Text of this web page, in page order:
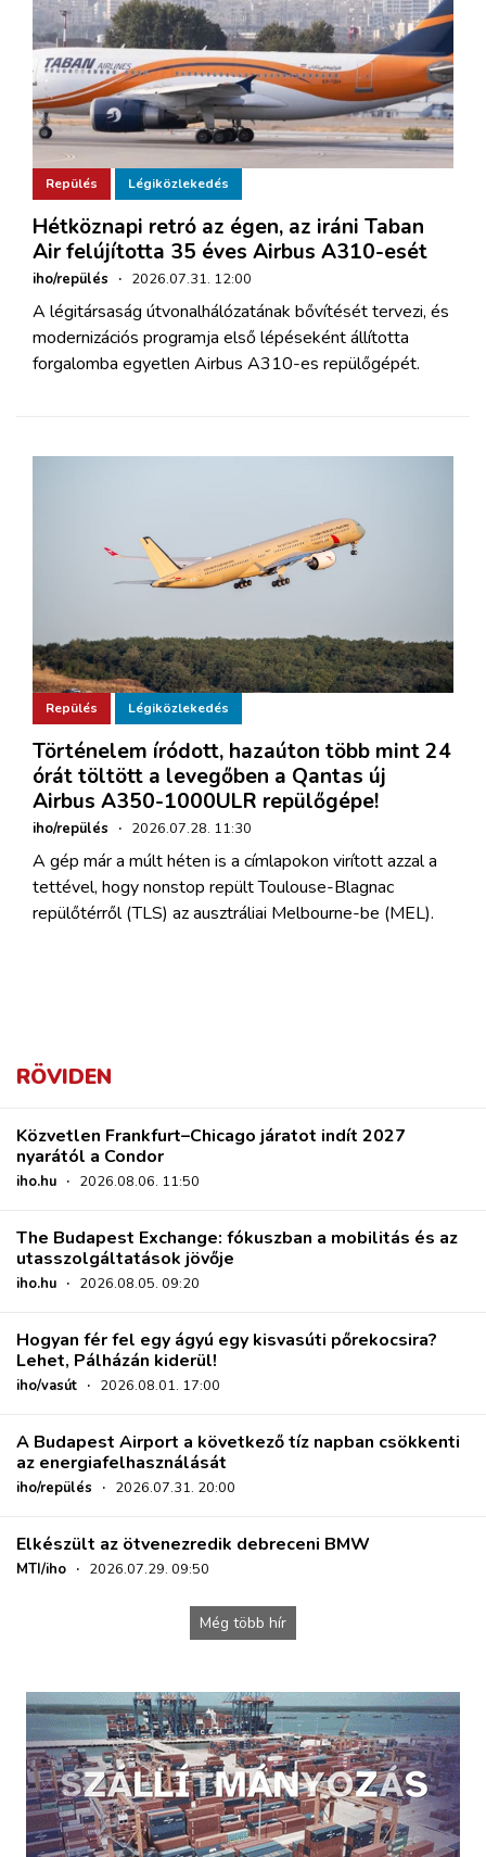
Repülés Légiközlekedés
Hétköznapi retró az égen, az iráni Taban
Air felújította 35 éves Airbus A310-esét
iho/repülés · 2026.07.31. 12:00
A légitársaság útvonalhálózatának bővítését tervezi, és
modernizációs programja első lépéseként állította
forgalomba egyetlen Airbus A310-es repülőgépét.
Repülés Légiközlekedés
Történelem íródott, hazaúton több mint 24
órát töltött a levegőben a Qantas új
Airbus A350-1000ULR repülőgépe!
iho/repülés · 2026.07.28. 11:30
A gép már a múlt héten is a címlapokon virított azzal a
tettével, hogy nonstop repült Toulouse-Blagnac
repülőtérről (TLS) az ausztráliai Melbourne-be (MEL).
RÖVIDEN
Közvetlen Frankfurt–Chicago járatot indít 2027
nyarától a Condor
iho.hu · 2026.08.06. 11:50
The Budapest Exchange: fókuszban a mobilitás és az
utasszolgáltatások jövője
iho.hu · 2026.08.05. 09:20
Hogyan fér fel egy ágyú egy kisvasúti pőrekocsira?
Lehet, Pálházán kiderül!
iho/vasút · 2026.08.01. 17:00
A Budapest Airport a következő tíz napban csökkenti
az energiafelhasználását
iho/repülés · 2026.07.31. 20:00
Elkészült az ötvenezredik debreceni BMW
MTI/iho · 2026.07.29. 09:50
Még több hír